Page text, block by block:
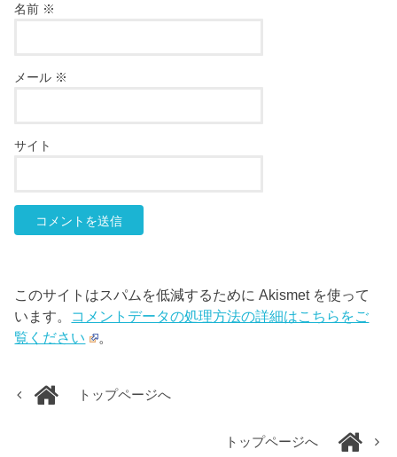
名前 ※
メール ※
サイト
このサイトはスパムを低減するために Akismet を使って
います。 コメントデータの処理方法の詳細はこちらをご
覧ください
。
トップページへ
トップページへ